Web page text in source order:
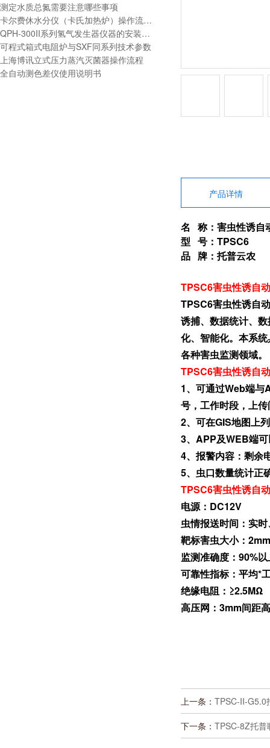
测定水质总氮需要注意哪些事项
卡尔费休水分仪（卡氏加热炉）操作流程及注意事项
QPH-300II系列氢气发生器仪器的安装与使用
可程式箱式电阻炉与SXF同系列技术参数
上海博讯立式压力蒸汽灭菌器操作流程
全自动测色差仪使用说明书
产品详情
名 称：害虫性诱自
型 号：TPSC6
品 牌：托普云农
TPSC6害虫性诱自
TPSC6害虫性诱自
诱捕、数据统计、
化、智能化。本系
各种害虫监测领域。
TPSC6害虫性诱自
1、可通过Web端与
号，工作时段，上
2、可在GIS地图上
3、APP及WEB端
4、报警内容：剩余
5、虫口数量统计正
TPSC6害虫性诱自
电源：DC12V
虫情报送时间：实
靶标害虫大小：
监测准确度：90%
可靠性指标：平均*
绝缘电阻：≥2.5MΩ
高压网：3mm间距
上一条： TPSC-II-G5.0
下一条： TPSC-8Z托普